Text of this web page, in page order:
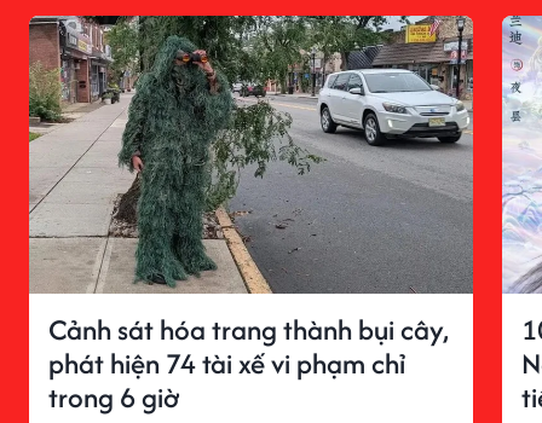
Cảnh sát hóa trang thành bụi cây,
phát hiện 74 tài xế vi phạm chỉ
trong 6 giờ